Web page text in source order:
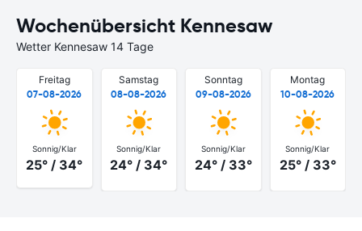
Wochenübersicht Kennesaw
Wetter Kennesaw 14 Tage
Freitag
07-08-2026
Sonnig/Klar
25° / 34°
Samstag
08-08-2026
Sonnig/Klar
24° / 34°
Sonntag
09-08-2026
Sonnig/Klar
24° / 33°
Montag
10-08-2026
Sonnig/Klar
25° / 33°